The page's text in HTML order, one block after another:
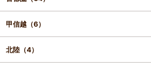
山形（1）
福島（2）
群馬（2）
埼玉（1）
千葉（5）
甲信越（6）
山梨（2）
北陸（4）